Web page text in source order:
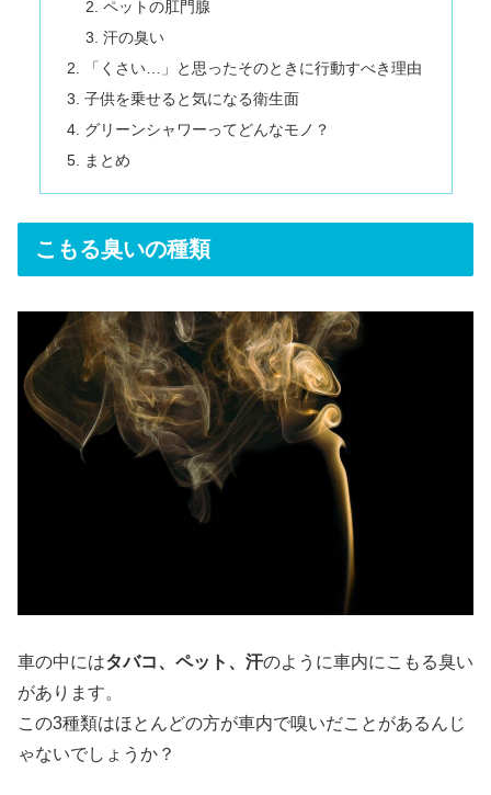
ペットの肛門腺
汗の臭い
「くさい…」と思ったそのときに行動すべき理由
子供を乗せると気になる衛生面
グリーンシャワーってどんなモノ？
まとめ
こもる臭いの種類
車の中にはタバコ、ペット、汗のように車内にこもる臭い
があります。
この3種類はほとんどの方が車内で嗅いだことがあるんじ
ゃないでしょうか？